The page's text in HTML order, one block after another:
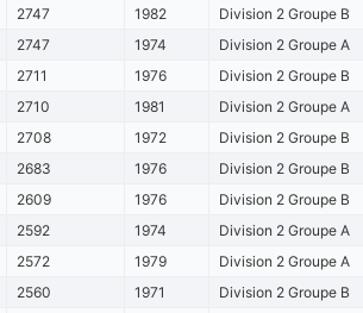
2747 1982
Division 2 Groupe B
2747 1974
Division 2 Groupe A
2711 1976
Division 2 Groupe B
2710 1981
Division 2 Groupe A
2708 1972
Division 2 Groupe B
2683 1976
Division 2 Groupe B
2609 1976
Division 2 Groupe B
2592 1974
Division 2 Groupe A
2572 1979
Division 2 Groupe A
2560 1971
Division 2 Groupe B